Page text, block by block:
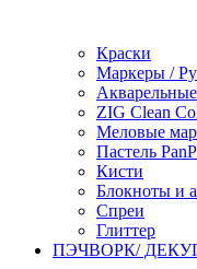
Краски
Маркеры /
ZIG Clean
Меловые
Пастель
Кисти
Блокноты и
Спреи
Глиттер
ПЭЧВОРК/